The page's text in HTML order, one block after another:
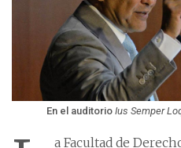
En el auditorio Ius Semper
a Facultad de